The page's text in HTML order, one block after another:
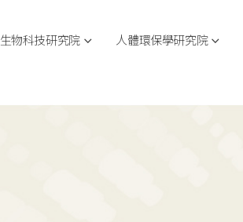
生物科技研究院 人體環保學研究院